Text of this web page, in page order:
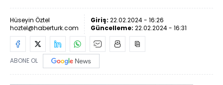
Hüseyin Öztel
hoztel@haberturk.com
Giriş: 22.02.2024 - 16:26
Güncelleme: 22.02.2024 - 16:31
ABONE OL